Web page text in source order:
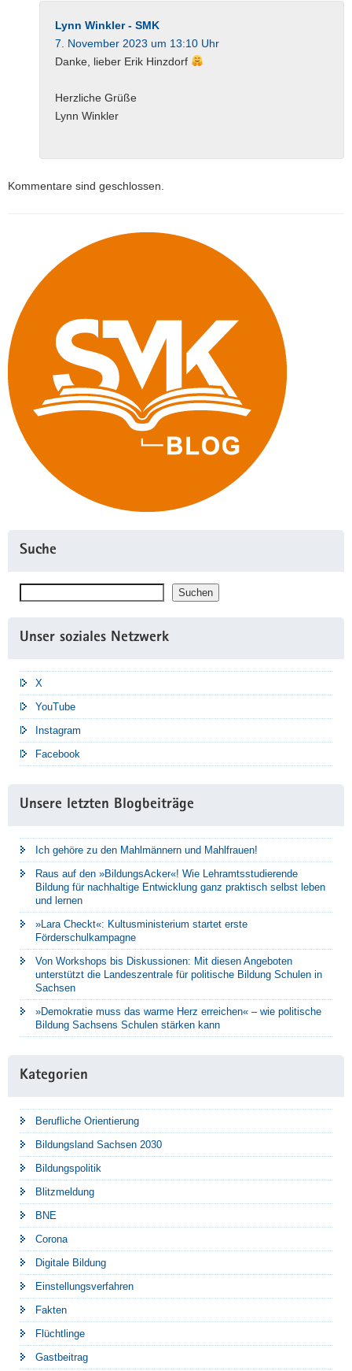
Lynn Winkler - SMK
7. November 2023 um 13:10 Uhr
Danke, lieber Erik Hinzdorf
Herzliche Grüße
Lynn Winkler
Kommentare sind geschlossen.
Suche
Suchen Suchen
Unser soziales Netzwerk
X
YouTube
Instagram
Facebook
Unsere letzten Blogbeiträge
Ich gehöre zu den Mahlmännern und Mahlfrauen!
Raus auf den »BildungsAcker«! Wie Lehramtsstudierende
Bildung für nachhaltige Entwicklung ganz praktisch selbst leben
und lernen
»Lara Checkt«: Kultusministerium startet erste
Förderschulkampagne
Von Workshops bis Diskussionen: Mit diesen Angeboten
unterstützt die Landeszentrale für politische Bildung Schulen in
Sachsen
»Demokratie muss das warme Herz erreichen« – wie politische
Bildung Sachsens Schulen stärken kann
Kategorien
Berufliche Orientierung
Bildungsland Sachsen 2030
Bildungspolitik
Blitzmeldung
BNE
Corona
Digitale Bildung
Einstellungsverfahren
Fakten
Flüchtlinge
Gastbeitrag